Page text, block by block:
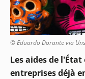
© Eduardo Dorante via
Les aides de
entreprises déjà